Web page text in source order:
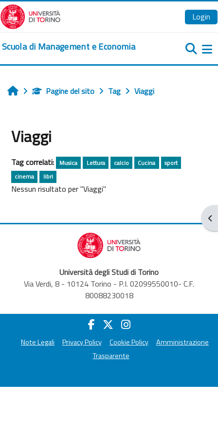
Vai al contenuto principale
Login
Scuola di Management e Economia
HomePagine del sito Tag Viaggi
Viaggi
Tag correlati: Musica Lettura calcio Cucina
sport
cinema
libri
Nessun risultato per "Viaggi"
Università degli Studi di Torino
Via Verdi, 8 - 10124 Torino - P.I. 02099550010- C.F.
80088230018
Note Legali Privacy Policy Cookie Policy
Amministrazione
Trasparente